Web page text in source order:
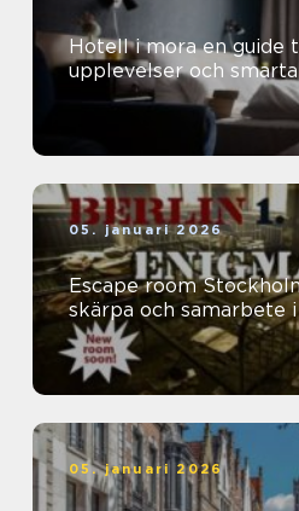
Hotell i mora en guide till boende,
upplevelser och
05. januari 2026
Escape room
skärpa och samarbete
05. januari 2026